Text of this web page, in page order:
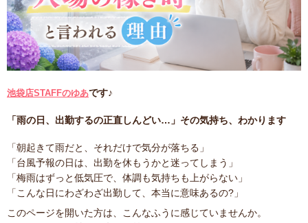
池袋店STAFFのゆあです♪
「雨の日、出勤するの正直しんどい…」その気持ち、わかります
「朝起きて雨だと、それだけで気分が落ちる」
「台風予報の日は、出勤を休もうかと迷ってしまう」
「梅雨はずっと低気圧で、体調も気持ちも上がらない」
「こんな日にわざわざ出勤して、本当に意味あるの?」
このページを開いた方は、こんなふうに感じていませんか。